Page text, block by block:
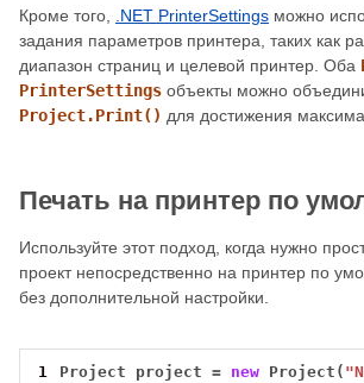
Кроме того, .NET PrinterSettings можно
задания параметров принтера, таких как
диапазон страниц и целевой принтер. Оба
PrinterSettings объекты можно
Project.Print() для достижения
Печать на принтер по
Используйте этот подход, когда нужно
проект непосредственно на принтер по
без дополнительной настройки.
1 Project project = new Project(